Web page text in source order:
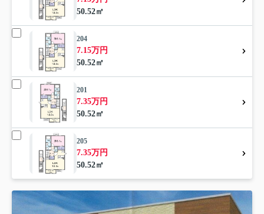
50.52㎡
204
7.15万円
50.52㎡
201
7.35万円
50.52㎡
205
7.35万円
50.52㎡